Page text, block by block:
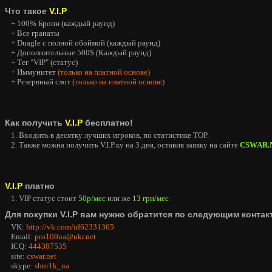
Что такое V.I.P
+ 100% Брони (каждый раунд)
+ Все гранаты
+ Duagle с полной обоймой (каждый раунд)
+ Дополнительные 500$ (Каждый раунд)
+ Тег "VIP" (статус)
+ Иммунитет (только на платной основе)
+ Резервный слот (только на платной основе)
Как получить V.I.P бесплатно!
1. Входить в десятку лучших игроков, по статистике TOP.
2. Также можна получить V.I.P.ку на 3 дня, оставив заявку на сайте
V.I.P платно
1. VIP статус стоит 50р/мес или же 13 грн/мес
Для покупки V.I.P вам нужно обратится по следующим
VK: http://vk.com/id62331365
Email: pro100ua@ukr.net
ICQ: 444307535
site: cswar.net
skype: shur1k_ua